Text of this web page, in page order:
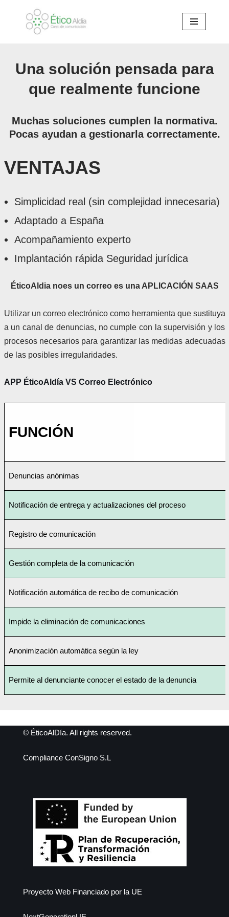
Una solución pensada para
que realmente funcione
Muchas soluciones cumplen la normativa.
Pocas ayudan a gestionarla correctamente.
VENTAJAS
Simplicidad real (sin complejidad innecesaria)
Adaptado a España
Acompañamiento experto
Implantación rápida Seguridad jurídica
ÉticoAldia noes un correo es una APLICACIÓN SAAS
Utilizar un correo electrónico como herramienta que sustituya
a un canal de denuncias, no cumple con la supervisión y los
procesos necesarios para garantizar las medidas adecuadas
de las posibles irregularidades.
APP ÉticoAldía VS Correo Electrónico
FUNCIÓN
Denuncias anónimas
Notificación de entrega y actualizaciones del proceso
Registro de comunicación
Gestión completa de la comunicación
Notificación automática de recibo de comunicación
Impide la eliminación de comunicaciones
Anonimización automática según la ley
Permite al denunciante conocer el estado de la denuncia
© ÉticoAlDía. All rights reserved.
Compliance ConSigno S.L
Proyecto Web Financiado por la UE